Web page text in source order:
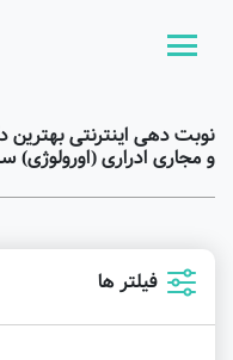
نوبت دهی اینترنتی
و مجاری ادراری (اورولوژی)
فیلتر ها